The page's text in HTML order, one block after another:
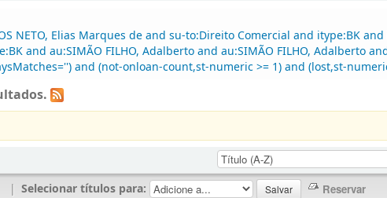
NETO, Elias Marques de and su-to:Direito Comercial and itype:BK
and au:SIMÃO FILHO, Adalberto and au:SIMÃO FILHO, Adalberto
and (not-onloan-count,st-numeric >= 1) and (lost,st-
| Selecionar títulos para: